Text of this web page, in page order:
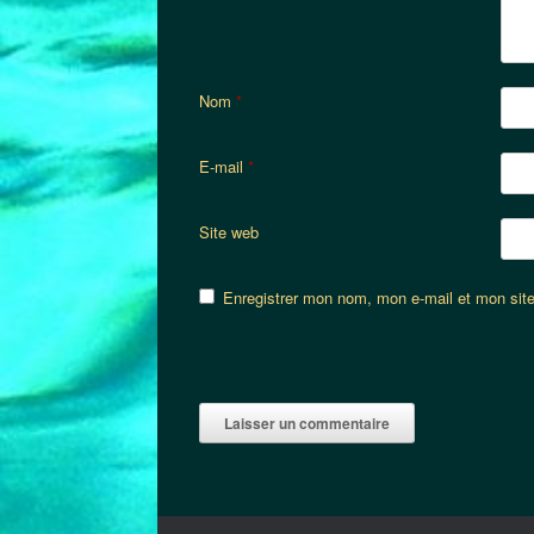
Nom *
E-mail *
Site web
Enregistrer mon nom, mon e-mail et mon